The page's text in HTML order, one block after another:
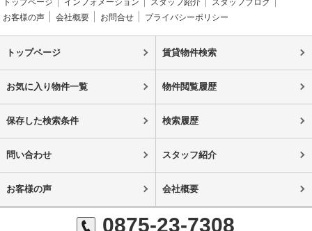
お客様の声
会社概要 お問合せ プライバシーポリシー
トップページ 賃貸物件検索
お気に入り物件一覧 物件閲覧履歴
保存した検索条件 検索履歴
問い合わせ スタッフ紹介
お客様の声 会社概要
0875-23-7308